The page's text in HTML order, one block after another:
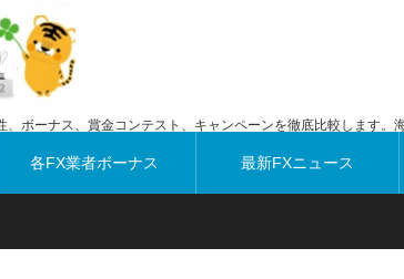
ボーナス、賞金コンテスト、キャンペーンを徹底比較します。
各FX業者ボーナス 最新FXニュース